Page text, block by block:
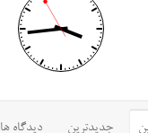
جدیدترین دیدگاه ها